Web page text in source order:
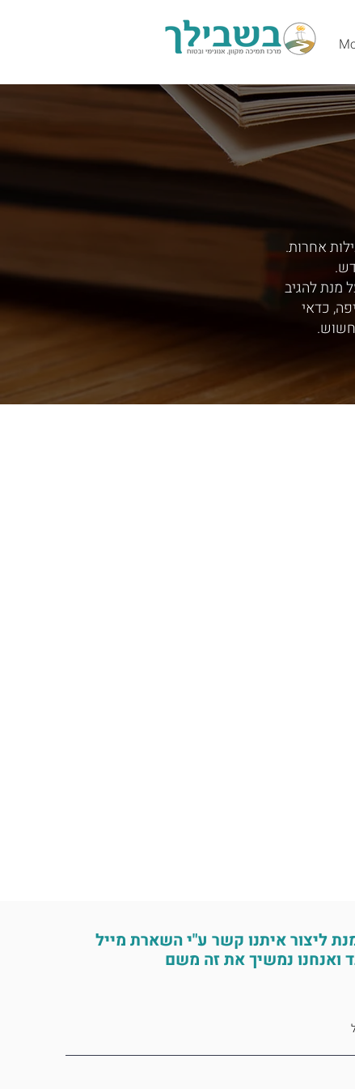
אחרות.
מנת להגיב
כדאי
ליצור איתנו קשר ע"י השארת מייל
ואנחנו נמשיך את זה משם